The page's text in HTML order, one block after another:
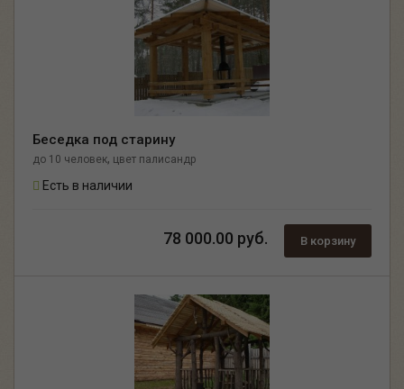
Беседка под старину
до 10 человек, цвет палисандр
Есть в наличии
78 000.00 руб. В корзину